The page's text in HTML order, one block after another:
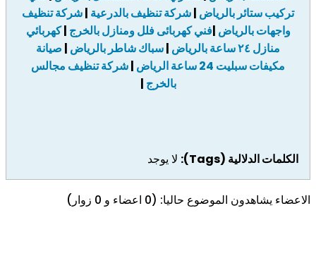
تركيب ستائر بالرياض |شركة تنظيف بالدرعية |شركة تنظيف
واجهات بالرياض |فني كهربائى فلل ومنازل بالخرج |كهربائي
منازل ٢٤ ساعة بالرياض
|سباك شاطر بالرياض | صيانة
مكيفات سبليت 24 ساعة الرياض
|شركة تنظيف مجالس
بالخرج |
الكلمات الدلالية (Tags): لا يوجد
الاعضاء يشاهدون الموضوع حاليا: (0 اعضاء و 0 زوار)